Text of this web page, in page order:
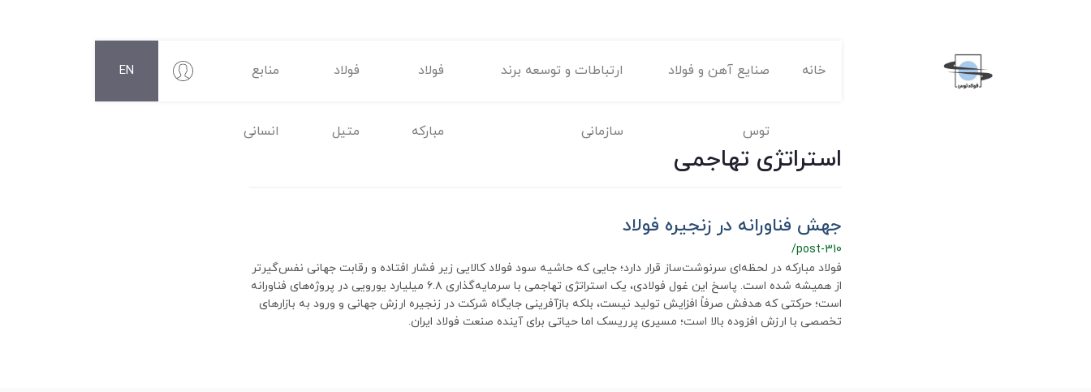
خانه صنایع آهن و فولاد
توس
ارتباطات و توسعه برند
سازمانی
فولاد
مبارکه
فولاد
متیل
منابع
انسانی
EN
استراتژی تهاجمی
جهش فناورانه در زنجیره فولاد
/post-310
فولاد مبارکه در لحظه‌ای سرنوشت‌ساز قرار دارد؛ جایی که حاشیه سود فولاد کالایی زیر فشار افتاده و رقابت جهانی نفس‌گیرتر
از همیشه شده است. پاسخ این غول فولادی، یک استراتژی تهاجمی با سرمایه‌گذاری ۶.۸ میلیارد یورویی در پروژه‌های فناورانه
است؛ حرکتی که هدفش صرفاً افزایش تولید نیست، بلکه بازآفرینی جایگاه شرکت در زنجیره ارزش جهانی و ورود به بازارهای
تخصصی با ارزش افزوده بالا است؛ مسیری پرریسک اما حیاتی برای آینده صنعت فولاد ایران.